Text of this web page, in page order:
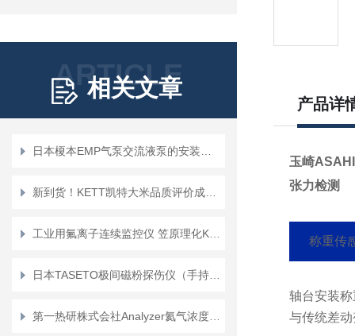
ARTICLE
相关文章
产品详
玉崎
张力检测
称重传
轴台安装
与传统差